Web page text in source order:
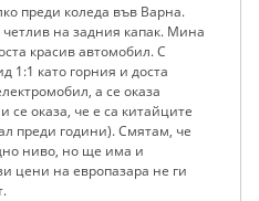
преди коледа във Варна.
на задния капак. Мина
красив автомобил. С
1:1 като горния и доста
а се оказа
се оказа, че е са китайците
преди години). Смятам, че
ниво, но ще има и
цени на европазара не ги